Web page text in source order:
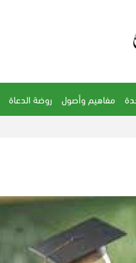
مفاهيم وأصول روضة الدعاة